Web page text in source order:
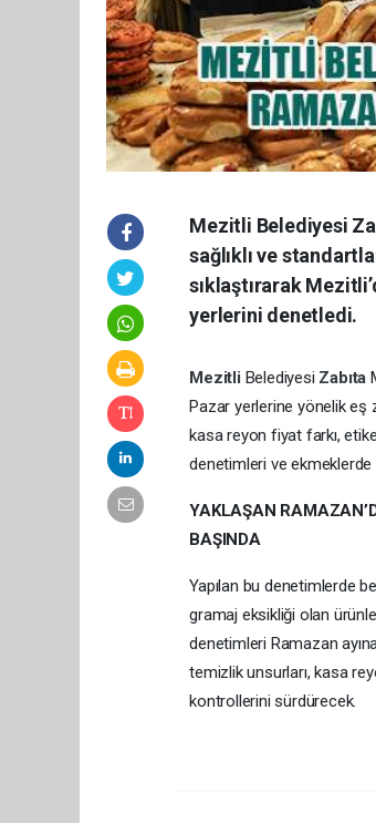
Mezitli Belediyesi
sağlıklı ve
sıklaştırarak
yerlerini denetledi.
Mezitli Belediyesi Zabıta
Pazar yerlerine yönelik eş
kasa reyon fiyat farkı,
denetimleri ve ekmeklerde
YAKLAŞAN
BAŞINDA
Yapılan bu denetimlerde
gramaj eksikliği olan
denetimleri Ramazan
temizlik unsurları, kasa